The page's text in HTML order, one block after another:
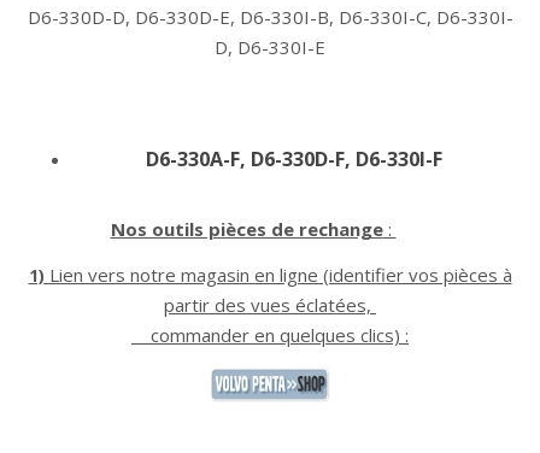
D6-330D-D, D6-330D-E, D6-330I-B, D6-330I-C, D6-330I-
D, D6-330I-E
D6-330A-F, D6-330D-F, D6-330I-F
Nos outils pièces de rechange:
1) Lien vers notre magasin en ligne (identifier vos pièces à
partir des vues éclatées,
commander en quelques clics) :